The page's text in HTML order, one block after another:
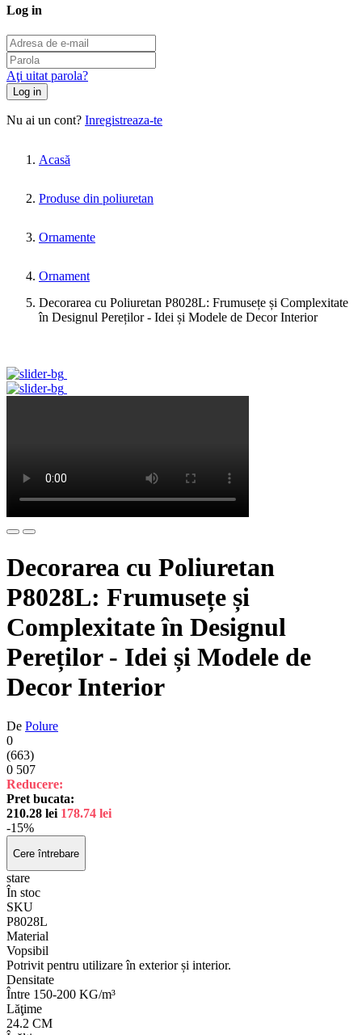
Log in
Aţi uitat parola?
Log in
Nu ai un cont? Inregistreaza-te
Acasă
Produse din poliuretan
Ornamente
Ornament
Decorarea cu Poliuretan P8028L: Frumusețe și Complexitate
în Designul Pereților - Idei și Modele de Decor Interior
Decorarea cu Poliuretan
P8028L: Frumusețe și
Complexitate în Designul
Pereților - Idei și Modele de
Decor Interior
De Polure
0
(663)
0 507
Reducere:
Pret bucata:
210.28 lei 178.74 lei
-15%
Cere întrebare
stare
În stoc
SKU
P8028L
Material
Vopsibil
Potrivit pentru utilizare în exterior și interior.
Densitate
Între 150-200 KG/m³
Lăţime
24.2 CM